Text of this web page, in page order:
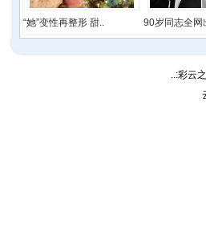
“她”变性再整形 甜.. 90岁同志全网
..:彩云